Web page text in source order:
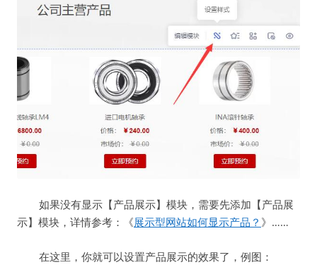
如果没有显示【产品展示】模块，需要先添加【产品展
示】模块，详情参考：《展示型网站如何显示产品？ 》……
在这里，你就可以设置产品展示的效果了，例图：